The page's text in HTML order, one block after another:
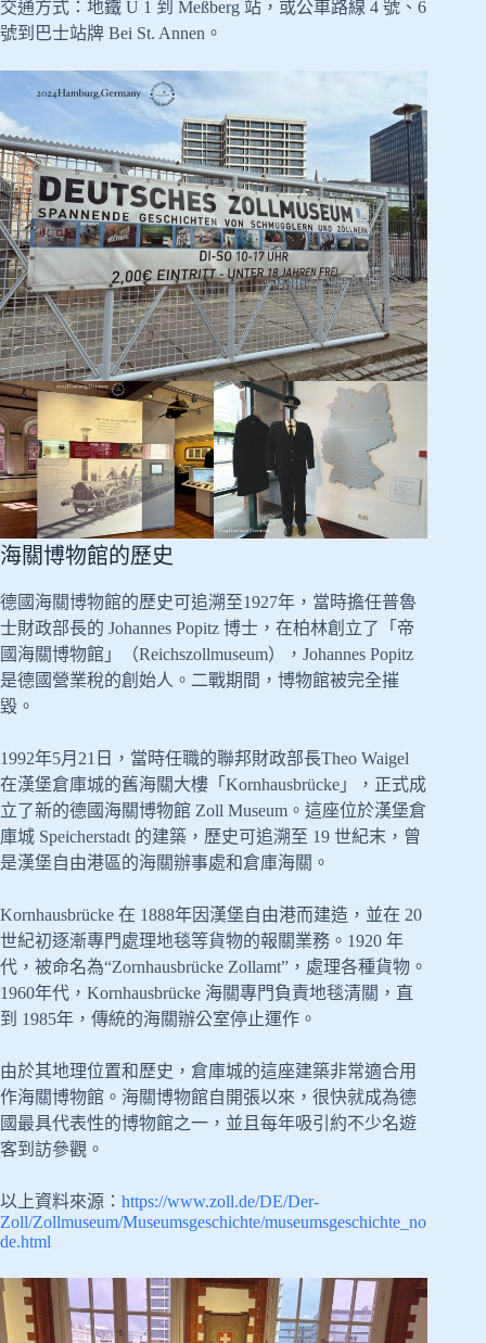
交通方式：地鐵 U 1 到 Meßberg 站，或公車路線 4 號、6
號到巴士站牌 Bei St. Annen。
海關博物館的歷史
德國海關博物館的歷史可追溯至1927年，當時擔任普魯
士財政部長的 Johannes Popitz 博士，在柏林創立了「帝
國海關博物館」（Reichszollmuseum），Johannes Popitz
是德國營業稅的創始人。二戰期間，博物館被完全摧
毀。
1992年5月21日，當時任職的聯邦財政部長Theo Waigel
在漢堡倉庫城的舊海關大樓「Kornhausbrücke」，正式成
立了新的德國海關博物館 Zoll Museum。這座位於漢堡倉
庫城 Speicherstadt 的建築，歷史可追溯至 19 世紀末，曾
是漢堡自由港區的海關辦事處和倉庫海關。
Kornhausbrücke 在 1888年因漢堡自由港而建造，並在 20
世紀初逐漸專門處理地毯等貨物的報關業務。1920 年
代，被命名為“Zornhausbrücke Zollamt”，處理各種貨物。
1960年代，Kornhausbrücke 海關專門負責地毯清關，直
到 1985年，傳統的海關辦公室停止運作。
由於其地理位置和歷史，倉庫城的這座建築非常適合用
作海關博物館。海關博物館自開張以來，很快就成為德
國最具代表性的博物館之一，並且每年吸引約不少名遊
客到訪參觀。
以上資料來源： https://www.zoll.de/DE/Der-
Zoll/Zollmuseum/Museumsgeschichte/museumsgeschichte_no
de.html